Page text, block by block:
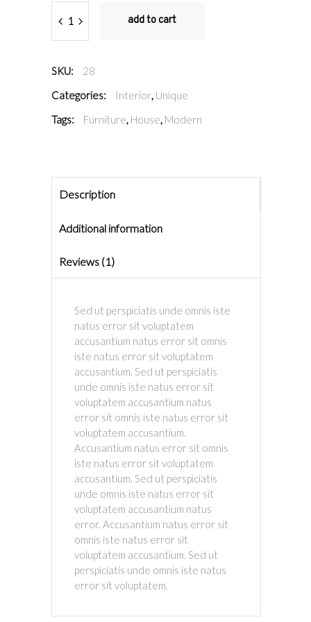
add to cart
SKU:
28
Categories:
Interior, Unique
Tags:
Furniture, House, Modern
Description
Additional information
Reviews (1)
Sed ut perspiciatis unde omnis iste
natus error sit voluptatem
accusantium natus error sit omnis
iste natus error sit voluptatem
accusantium. Sed ut perspiciatis
unde omnis iste natus error sit
voluptatem accusantium natus
error sit omnis iste natus error sit
voluptatem accusantium.
Accusantium natus error sit omnis
iste natus error sit voluptatem
accusantium. Sed ut perspiciatis
unde omnis iste natus error sit
voluptatem accusantium natus
error. Accusantium natus error sit
omnis iste natus error sit
voluptatem accusantium. Sed ut
perspiciatis unde omnis iste natus
error sit voluptatem.